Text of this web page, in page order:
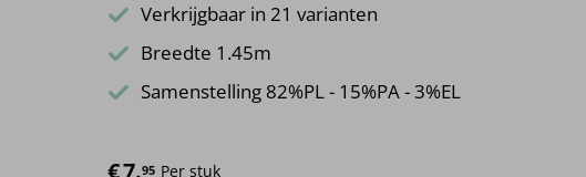
Verkrijgbaar in 21 varianten
Breedte 1.45m
Samenstelling 82%PL - 15%PA - 3%EL
95 Per stuk